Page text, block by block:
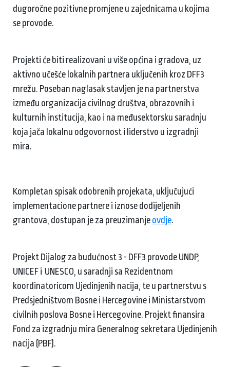
dugoročne pozitivne promjene u zajednicama u kojima
se provode.
Projekti će biti realizovani u više općina i gradova, uz
aktivno učešće lokalnih partnera uključenih kroz DFF3
mrežu. Poseban naglasak stavljen je na partnerstva
između organizacija civilnog društva, obrazovnih i
kulturnih institucija, kao i na međusektorsku saradnju
koja jača lokalnu odgovornost i liderstvo u izgradnji
mira.
Kompletan spisak odobrenih projekata, uključujući
implementacione partnere i iznose dodijeljenih
grantova, dostupan je za preuzimanje ovdje.
Projekt Dijalog za budućnost 3 - DFF3 provode UNDP,
UNICEF i UNESCO, u saradnji sa Rezidentnom
koordinatoricom Ujedinjenih nacija, te u partnerstvu s
Predsjedništvom Bosne i Hercegovine i Ministarstvom
civilnih poslova Bosne i Hercegovine. Projekt finansira
Fond za izgradnju mira Generalnog sekretara Ujedinjenih
nacija (PBF).